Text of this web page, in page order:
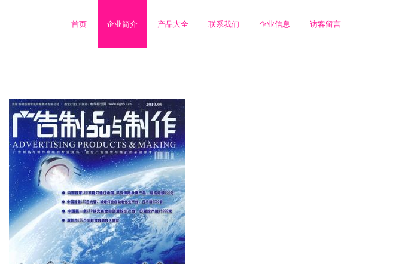
首页 企业简介 产品大全 联系我们 企业信息 访客留言